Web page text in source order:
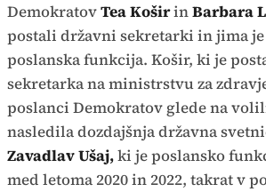
DemokratovTea KoširinBarbara
postali državni sekretarki in jima
poslanska funkcija. Košir, ki je
sekretarka na ministrstvu za
poslanci Demokratov glede na
nasledila dozdajšnja državna
Zavadlav Ušaj,ki je poslansko
med letoma 2020 in 2022, takrat v